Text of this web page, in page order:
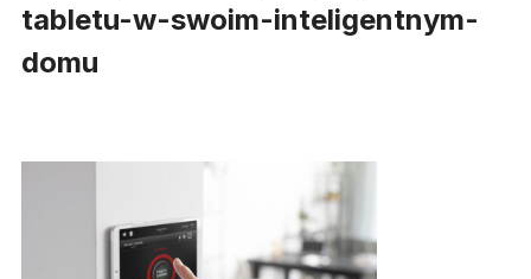
tabletu-w-swoim-inteligentnym-
domu